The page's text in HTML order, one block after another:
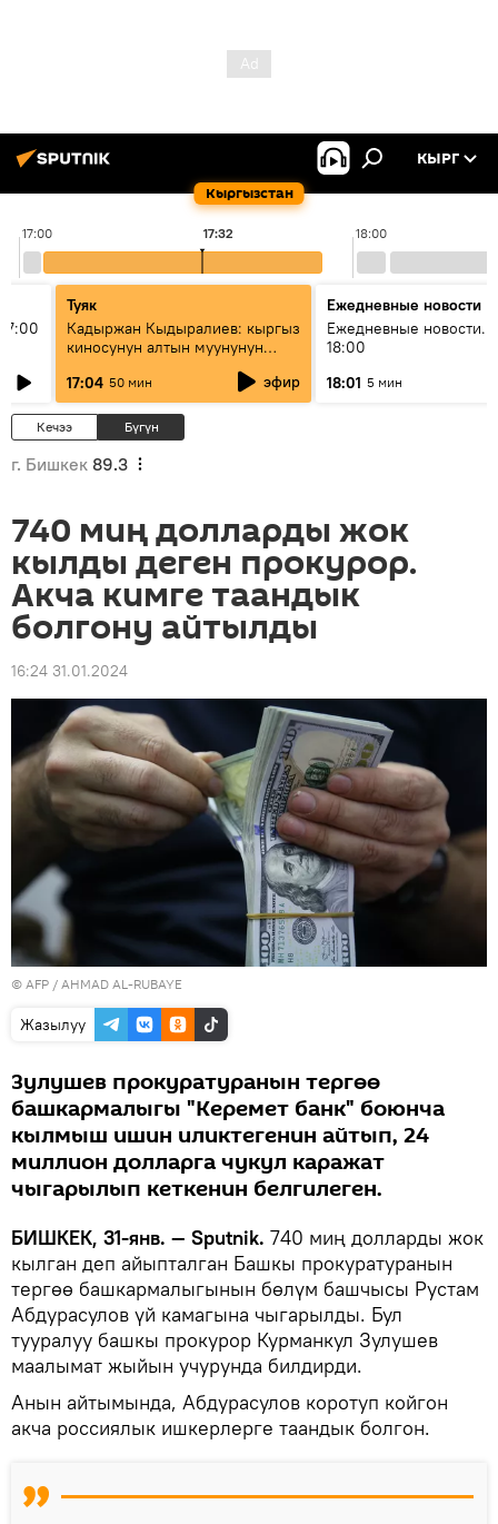
Кыргызстан
КЫРГ
17:00 18:00
17:32
Туяк
Кадыржан Кыдыралиев: кыргыз
киносунун алтын муунунун
17:04 50 мин эфир
Ежедневные новости
Ежедневные новости.
18:00
18:01 5 мин
Кечээ Бүгүн
г. Бишкек 89.3
740 миң долларды жок
кылды деген прокурор.
Акча кимге таандык
болгону айтылды
16:24 31.01.2024
© AFP / AHMAD AL-RUBAYE
Жазылуу
Зулушев прокуратуранын тергөө
башкармалыгы "Керемет банк" боюнча
кылмыш ишин иликтегенин айтып, 24
миллион долларга чукул каражат
чыгарылып кеткенин белгилеген.
БИШКЕК, 31-янв. — Sputnik. 740 миң долларды жок
кылган деп айыпталган Башкы прокуратуранын
тергөө башкармалыгынын бөлүм башчысы Рустам
Абдурасулов ​​үй камагына чыгарылды. Бул
тууралуу башкы прокурор Курманкул Зулушев
маалымат жыйын учурунда билдирди.
Анын айтымында, Абдурасулов коротуп койгон
акча россиялык ишкерлерге таандык болгон.